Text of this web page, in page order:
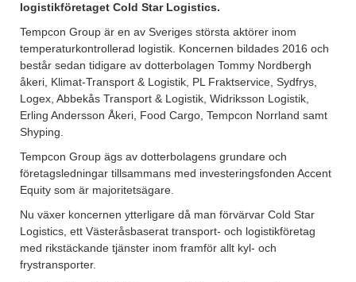
logistikföretaget Cold Star Logistics.
Tempcon Group är en av Sveriges största aktörer inom
temperaturkontrollerad logistik. Koncernen bildades 2016 och
består sedan tidigare av dotterbolagen Tommy Nordbergh
åkeri, Klimat-Transport & Logistik, PL Fraktservice, Sydfrys,
Logex, Abbekås Transport & Logistik, Widriksson Logistik,
Erling Andersson Åkeri, Food Cargo, Tempcon Norrland samt
Shyping.
Tempcon Group ägs av dotterbolagens grundare och
företagsledningar tillsammans med investeringsfonden Accent
Equity som är majoritetsägare.
Nu växer koncernen ytterligare då man förvärvar Cold Star
Logistics, ett Västeråsbaserat transport- och logistikföretag
med rikstäckande tjänster inom framför allt kyl- och
frystransporter.